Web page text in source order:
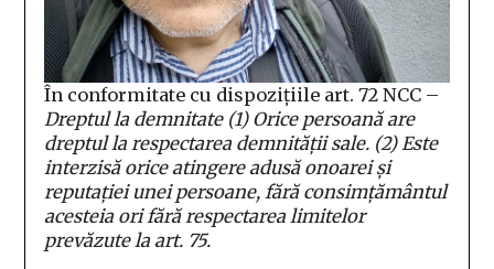
În conformitate cu dispozițiile art. 72 NCC –
Dreptul la demnitate (1) Orice persoană are
dreptul la respectarea demnităţii sale. (2) Este
interzisă orice atingere adusă onoarei şi
reputaţiei unei persoane, fără consimţământul
acesteia ori fără respectarea limitelor
prevăzute la art. 75.